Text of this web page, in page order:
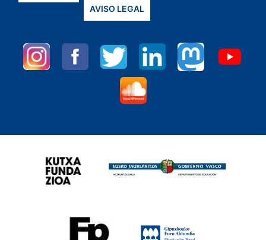
AVISO LEGAL